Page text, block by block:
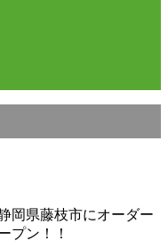
岡県藤枝市にオーダー
プン！！